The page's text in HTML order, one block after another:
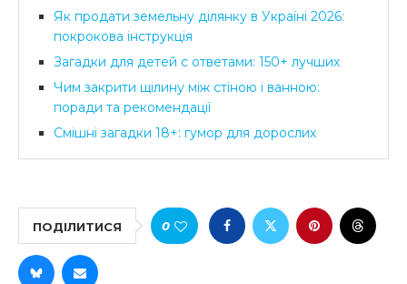
Як продати земельну ділянку в Україні 2026:
покрокова інструкція
Загадки для детей с ответами: 150+ лучших
Чим закрити щілину між стіною і ванною:
поради та рекомендації
Смішні загадки 18+: гумор для дорослих
ПОДІЛИТИСЯ 0